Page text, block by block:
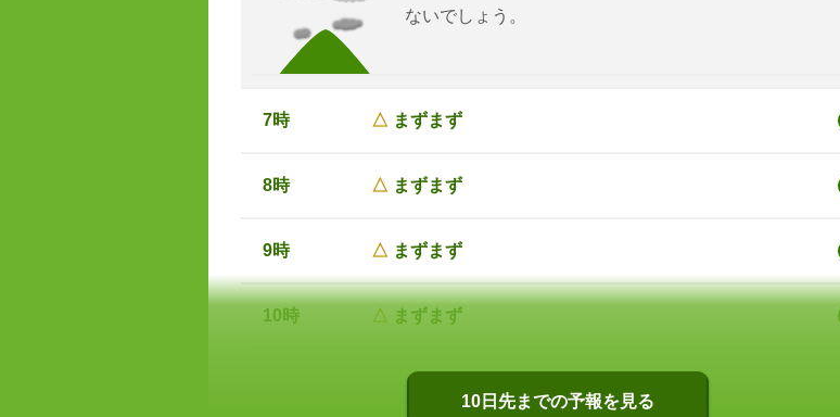
ないでしょう。
7時 △ まずまず
8時 △ まずまず
9時 △ まずまず
10時 △ まずまず
10日先までの予報を見る